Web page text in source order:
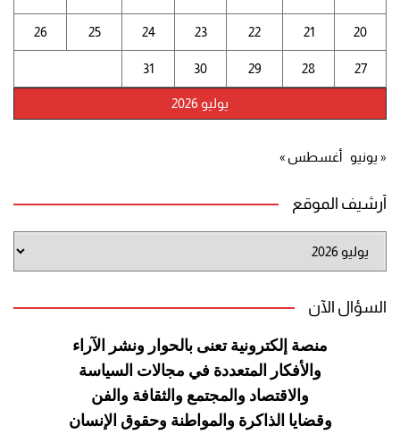
يوليو 2026
20
21
22
23
24
25
26
27
28
29
30
31
« يونيو أغسطس »
أرشيف الموقع
الموقع
السؤال الآن
منصة إلكترونية تعنى بالحوار ونشر
الآراء
والأفكار المتعددة في مجالات السياسة
والاقتصاد والمجتمع والثقافة والفن
وقضايا الذاكرة والمواطنة وحقوق الإنسان